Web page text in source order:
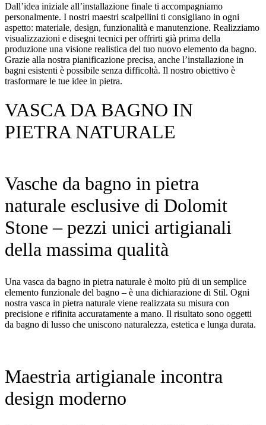
Dall’idea iniziale all’installazione finale ti accompagniamo
personalmente. I nostri maestri scalpellini ti consigliano in ogni
aspetto: materiale, design, funzionalità e manutenzione. Realizziamo
visualizzazioni e disegni tecnici per offrirti già prima della
produzione una visione realistica del tuo nuovo elemento da bagno.
Grazie alla nostra pianificazione precisa, anche l’installazione in
bagni esistenti è possibile senza difficoltà. Il nostro obiettivo è
trasformare le tue idee in pietra.
VASCA DA BAGNO IN
PIETRA NATURALE
Vasche da bagno in pietra
naturale esclusive di Dolomit
Stone – pezzi unici artigianali
della massima qualità
Una vasca da bagno in pietra naturale è molto più di un semplice
elemento funzionale del bagno – è una dichiarazione di Stil. Ogni
nostra vasca in pietra naturale viene realizzata su misura con
precisione e rifinita accuratamente a mano. Il risultato sono oggetti
da bagno di lusso che uniscono naturalezza, estetica e lunga durata.
Maestria artigianale incontra
design moderno